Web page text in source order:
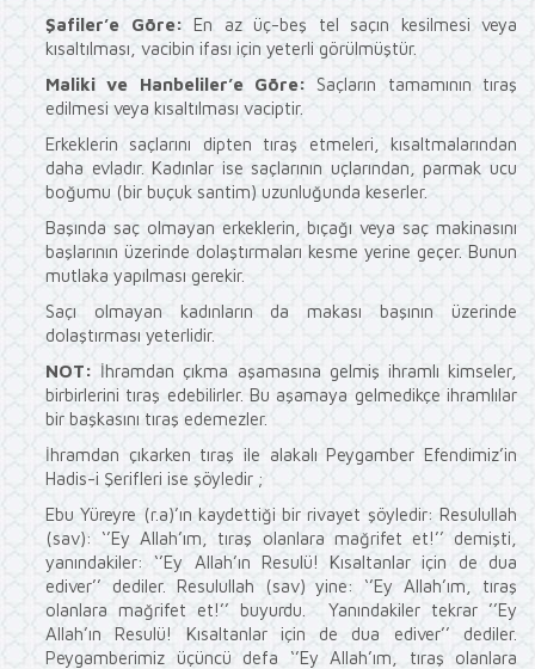
Şafiler’e Göre: En az üç-beş tel saçın kesilmesi veya
kısaltılması, vacibin ifası için yeterli görülmüştür.
Maliki ve Hanbeliler’e Göre: Saçların tamamının tıraş
edilmesi veya kısaltılması vaciptir.
Erkeklerin saçlarını dipten tıraş etmeleri, kısaltmalarından
daha evladır. Kadınlar ise saçlarının uçlarından, parmak ucu
boğumu (bir buçuk santim) uzunluğunda keserler.
Başında saç olmayan erkeklerin, bıçağı veya saç makinasını
başlarının üzerinde dolaştırmaları kesme yerine geçer. Bunun
mutlaka yapılması gerekir.
Saçı olmayan kadınların da makası başının üzerinde
dolaştırması yeterlidir.
NOT: İhramdan çıkma aşamasına gelmiş ihramlı kimseler,
birbirlerini tıraş edebilirler. Bu aşamaya gelmedikçe ihramlılar
bir başkasını tıraş edemezler.
İhramdan çıkarken tıraş ile alakalı Peygamber Efendimiz’in
Hadis-i Şerifleri ise şöyledir ;
Ebu Yüreyre (r.a)’ın kaydettiği bir rivayet şöyledir: Resulullah
(sav): ‘’Ey Allah’ım, tıraş olanlara mağrifet et!’’ demişti,
yanındakiler: ‘’Ey Allah’ın Resulü! Kısaltanlar için de dua
ediver’’ dediler. Resulullah (sav) yine: ‘’Ey Allah’ım, tıraş
olanlara mağrifet et!’’ buyurdu. Yanındakiler tekrar ’’Ey
Allah’ın Resulü! Kısaltanlar için de dua ediver’’ dediler.
Peygamberimiz üçüncü defa ‘’Ey Allah’ım, tıraş olanlara